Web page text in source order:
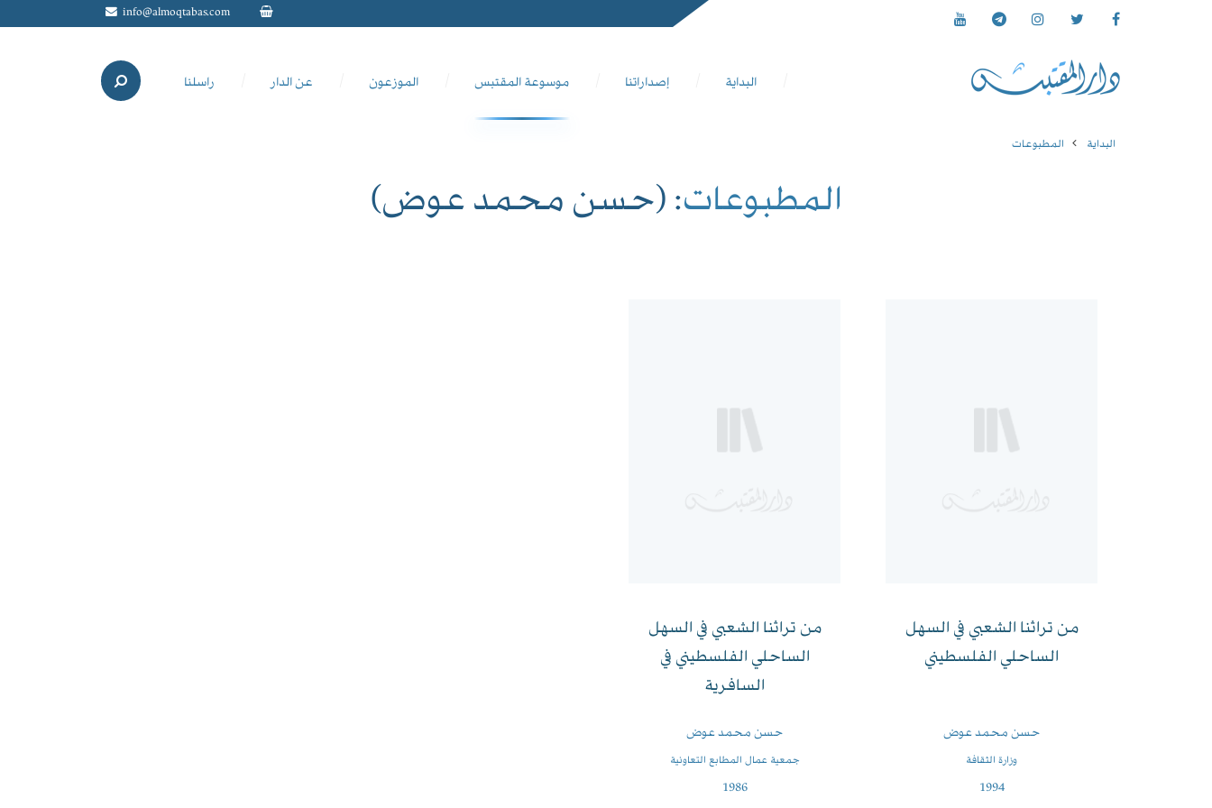
info@almoqtabas.com
البداية إصداراتنا موسوعة المقتبس الموزعون عن الدار راسلنا
البداية المطبوعات
المطبوعات: (حسن محمد عوض)
من تراثنا الشعبي في السهل
الساحلي الفلسطيني
حسن محمد عوض
وزارة الثقافة
1994
من تراثنا الشعبي في السهل
الساحلي الفلسطيني في
السافرية
حسن محمد عوض
جمعية عمال المطابع التعاونية
1986